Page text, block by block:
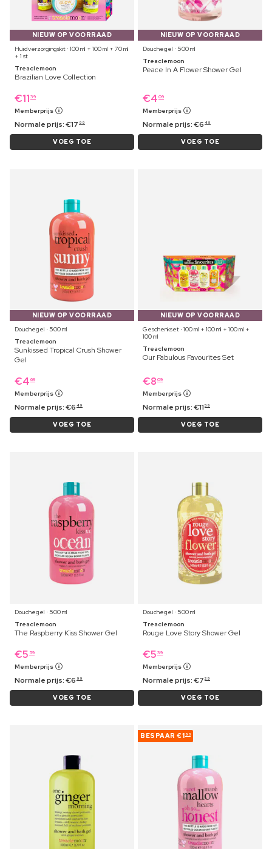
NIEUW OP VOORRAAD
Huidverzorgingskit ⋅ 100 ml + 100 ml + 70 ml
+ 1 st
Treaclemoon
Brazilian Love Collection
€11 39
Memberprijs
Normale prijs:€17 99
VOEG TOE
NIEUW OP VOORRAAD
Douchegel ⋅ 500 ml
Treaclemoon
Peace In A Flower Shower Gel
€4 09
Memberprijs
Normale prijs:€6 49
VOEG TOE
NIEUW OP VOORRAAD
Douchegel ⋅ 500 ml
Treaclemoon
Sunkissed Tropical Crush Shower
Gel
€4 69
Memberprijs
Normale prijs:€6 49
VOEG TOE
NIEUW OP VOORRAAD
Geschenkset ⋅ 100 ml + 100 ml + 100 ml +
100 ml
Treaclemoon
Our Fabulous Favourites Set
€8 09
Memberprijs
Normale prijs:€11 59
VOEG TOE
Douchegel ⋅ 500 ml
Treaclemoon
The Raspberry Kiss Shower Gel
€5 59
Memberprijs
Normale prijs:€6 99
VOEG TOE
Douchegel ⋅ 500 ml
Treaclemoon
Rouge Love Story Shower Gel
€5 39
Memberprijs
Normale prijs:€7 29
VOEG TOE
BESPAAR €1 63